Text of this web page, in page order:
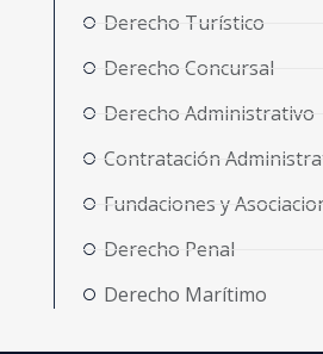
Derecho Turístico
Derecho Concursal
Derecho Administrativo
Contratación
Fundaciones y
Derecho Penal
Derecho Marítimo